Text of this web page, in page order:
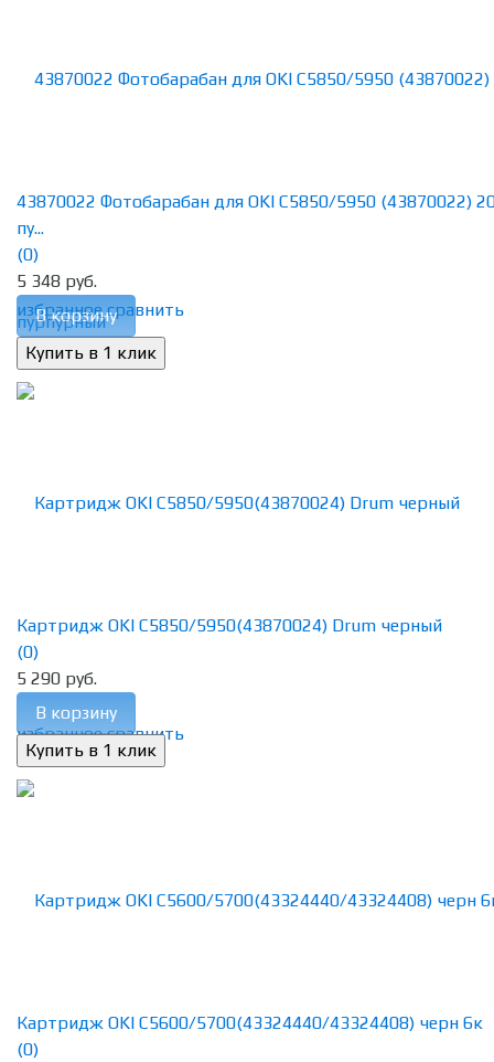
избранное сравнить
43870022 Фотобарабан для OKI C5850/5950 (43870022)
пу...
(0)
5 348 руб.
В корзину
избранное сравнить
Картридж OKI C5850/5950(43870024) Drum черный
(0)
5 290 руб.
В корзину
Картридж OKI C5600/5700(43324440/43324408) черн 6к
(0)